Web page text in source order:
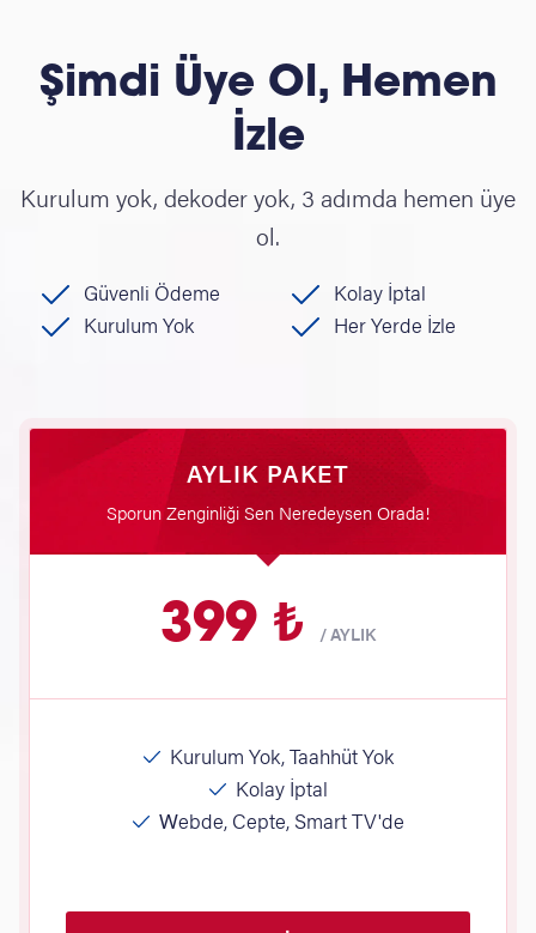
Şimdi Üye Ol, Hemen
İzle
Kurulum yok, dekoder yok, 3 adımda hemen üye
ol.
Güvenli Ödeme
Kolay İptal
Kurulum Yok
Her Yerde İzle
AYLIK PAKET
Sporun Zenginliği Sen Neredeysen Orada!
399 ₺ /AYLIK
Kurulum Yok, Taahhüt Yok
Kolay İptal
Webde, Cepte, Smart TV'de